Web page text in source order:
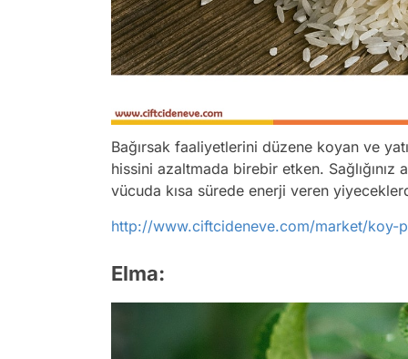
Bağırsak faaliyetlerini düzene koyan ve
hissini azaltmada birebir etken. Sağlığınız
vücuda kısa sürede enerji veren
http://www.ciftcideneve.com/market/koy-
Elma: